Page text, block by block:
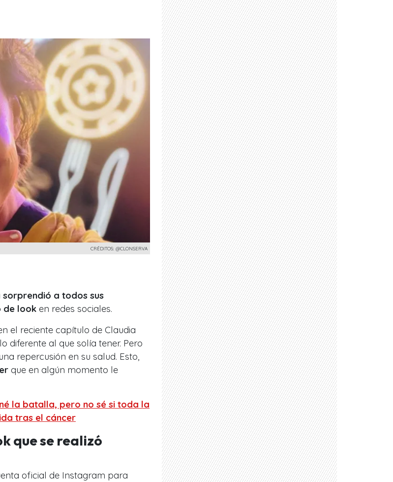
CRÉDITOS: @CLONSERVA
sorprendió a todos sus
de look en redes sociales.
el reciente capítulo de Claudia
diferente al que solía tener. Pero
repercusión en su salud. Esto,
que en algún momento le
la batalla, pero no sé si toda la
tras el cáncer
que se realizó
oficial de Instagram para